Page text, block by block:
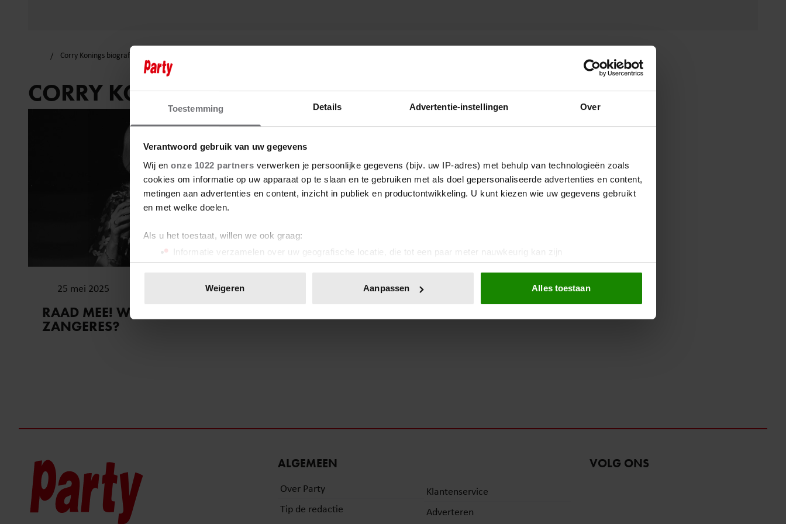
Toestemming Details Advertentie-instellingen Over
Verantwoord gebruik van uw gegevens
Wij en onze 1022 partners verwerken je persoonlijke gegevens (bijv. uw IP-adres) met behulp van technologieën zoals
cookies om informatie op uw apparaat op te slaan en te gebruiken met als doel gepersonaliseerde advertenties en content,
metingen aan advertenties en content, inzicht in publiek en productontwikkeling. U kunt kiezen wie uw gegevens gebruikt
en met welke doelen.
Als u het toestaat, willen we ook graag:
Informatie verzamelen over uw geografische locatie, die tot een paar meter nauwkeurig kan zijn
Uw apparaat identificeren door het actief te scannen op specifieke eigenschappen (fingerprinting)
toestemming op elk moment wijzigen of intrekken in de Cookieverklaring.
Weigeren Aanpassen Alles toestaan
Corry Konings biografie
CORRY KONINGS BIOGRAFIE
25 mei 2025
RAAD MEE! WIE IS DEZE
ZANGERES?
ALGEMEEN
Over Party
Tip de redactie
Klantenservice
Adverteren
VOLG ONS